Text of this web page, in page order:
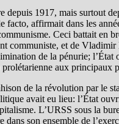
depuis 1917, mais surtout
affirmait dans les
Ceci battait en
communiste, et de
de la pénurie;
aux principaux
de la révolution par le
avait eu lieu: l’État
L’URSS sous la
son ensemble de